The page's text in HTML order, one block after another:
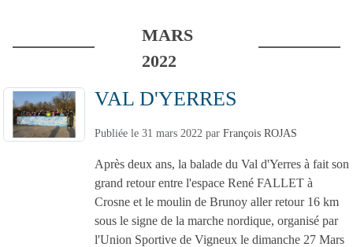
MARS
2022
VAL D'YERRES
Publiée le 31 mars 2022 par François ROJAS
Après deux ans, la balade du Val d'Yerres à fait son
grand retour entre l'espace René FALLET à
Crosne et le moulin de Brunoy aller retour 16 km
sous le signe de la marche nordique, organisé par
l'Union Sportive de Vigneux le dimanche 27 Mars